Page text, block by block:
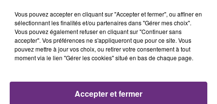
Vous pouvez accepter en cliquant sur "Accepter et fermer", ou affiner en
sélectionnant les finalités et/ou partenaires dans "Gérer mes choix".
Vous pouvez également refuser en cliquant sur "Continuer sans
accepter". Vos préférences ne s'appliqueront que pour ce site. Vous
pouvez mettre à jour vos choix, ou retirer votre consentement à tout
moment via le lien "Gérer les cookies" situé en bas de chaque page.
Accepter et fermer